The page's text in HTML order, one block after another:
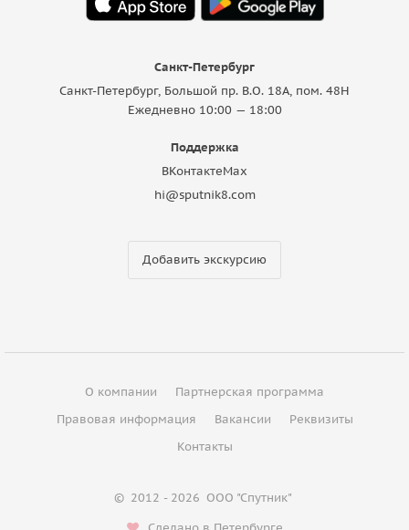
Санкт-Петербург
Санкт-Петербург, Большой пр. В.О. 18A, пом. 48Н
Ежедневно 10:00 — 18:00
Поддержка
ВКонтактеMax
hi@sputnik8.com
Добавить экскурсию
О компании
Партнерская программа
Правовая информация
Вакансии
Реквизиты
Контакты
© 2012 - 2026 ООО "Спутник"